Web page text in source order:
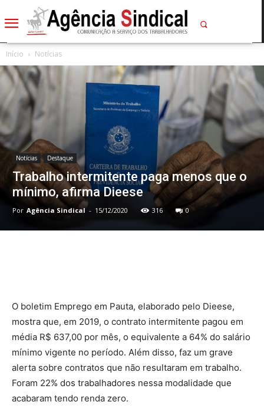
Início Notícias
Notícias Destaque
Trabalho intermitente paga menos que o
mínimo, afirma Dieese
Por Agência Sindical - 15/12/2020 316 0
O boletim Emprego em Pauta, elaborado pelo Dieese,
mostra que, em 2019, o contrato intermitente pagou em
média R$ 637,00 por mês, o equivalente a 64% do salário
mínimo vigente no período. Além disso, faz um grave
alerta sobre contratos que não resultaram em trabalho.
Foram 22% dos trabalhadores nessa modalidade que
acabaram tendo renda zero.